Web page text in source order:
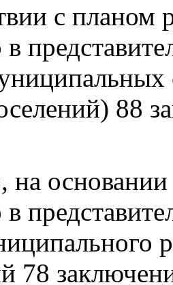
с планом
в
88
на
в
78